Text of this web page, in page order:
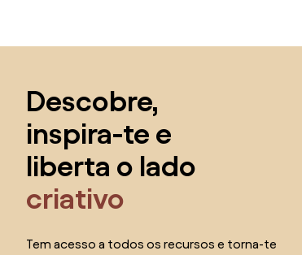
Descobre,
inspira-te e
liberta o lado
criativo
Tem acesso a todos os recursos e torna-te